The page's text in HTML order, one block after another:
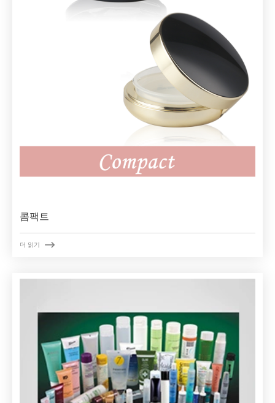
콤팩트
더 읽기 